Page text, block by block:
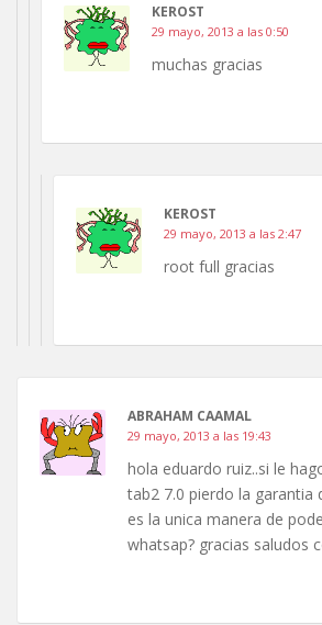
KEROST
29 mayo, 2013 a las 0:50
muchas gracias
KEROST
29 mayo, 2013 a las 2:47
root full gracias
ABRAHAM CAAMAL
29 mayo, 2013 a las 19:43
hola eduardo ruiz..si le
tab2 7.0 pierdo la garantia
es la unica manera de
whatsap? gracias saludos